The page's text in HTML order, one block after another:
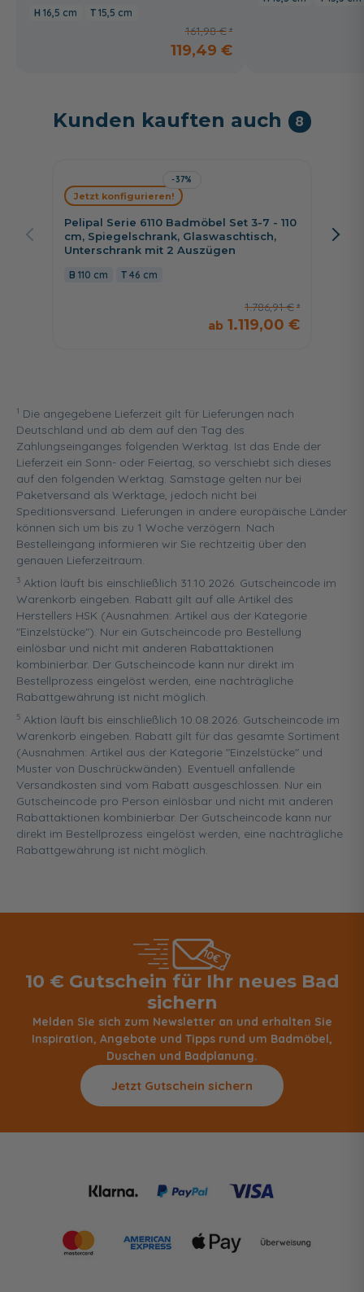
16,5 cm 15,5 cm
161,98 €
119,49 €
Kunden kauften auch 8
-37%
Pelipal Serie 6110 Badmöbel Set 3-7 - 110
cm, Spiegelschrank, Glaswaschtisch,
Unterschrank mit 2 Auszügen
110 cm 46 cm
1.786,91 €
1.119,00 €
Jetzt konfigurieren!
1 Die angegebene Lieferzeit gilt für Lieferungen nach
Deutschland und ab dem auf den Tag des
Zahlungseinganges folgenden Werktag. Ist das Ende der
Lieferzeit ein Sonn- oder Feiertag, so verschiebt sich dieses
auf den folgenden Werktag. Samstage gelten nur bei
Paketversand als Werktage, jedoch nicht bei
Speditionsversand. Lieferungen in andere europäische Länder
können sich um bis zu 1 Woche verzögern. Nach
Bestelleingang informieren wir Sie rechtzeitig über den
genauen Lieferzeitraum.
3 Aktion läuft bis einschließlich 31.10.2026. Gutscheincode im
Warenkorb eingeben. Rabatt gilt auf alle Artikel des
Herstellers HSK (Ausnahmen: Artikel aus der Kategorie
"Einzelstücke"). Nur ein Gutscheincode pro Bestellung
einlösbar und nicht mit anderen Rabattaktionen
kombinierbar. Der Gutscheincode kann nur direkt im
Bestellprozess eingelöst werden, eine nachträgliche
Rabattgewährung ist nicht möglich.
5 Aktion läuft bis einschließlich 10.08.2026. Gutscheincode im
Warenkorb eingeben. Rabatt gilt für das gesamte Sortiment
(Ausnahmen: Artikel aus der Kategorie "Einzelstücke" und
Muster von Duschrückwänden). Eventuell anfallende
Versandkosten sind vom Rabatt ausgeschlossen. Nur ein
Gutscheincode pro Person einlösbar und nicht mit anderen
Rabattaktionen kombinierbar. Der Gutscheincode kann nur
direkt im Bestellprozess eingelöst werden, eine nachträgliche
Rabattgewährung ist nicht möglich.
10 € Gutschein für Ihr neues Bad
sichern
Melden Sie sich zum Newsletter an und erhalten Sie
Inspiration, Angebote und Tipps rund um Badmöbel,
Duschen und Badplanung.
Jetzt Gutschein sichern